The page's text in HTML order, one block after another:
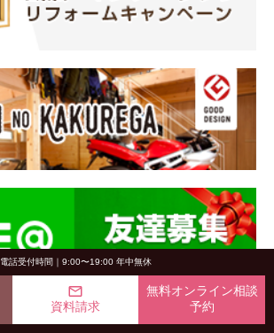
電話受付時間｜9:00〜19:00 年中無休
mail_outline
資料請求
無料オンライン相談
予約